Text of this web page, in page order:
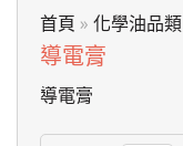
首頁 » 化學油品類
導電膏
導電膏